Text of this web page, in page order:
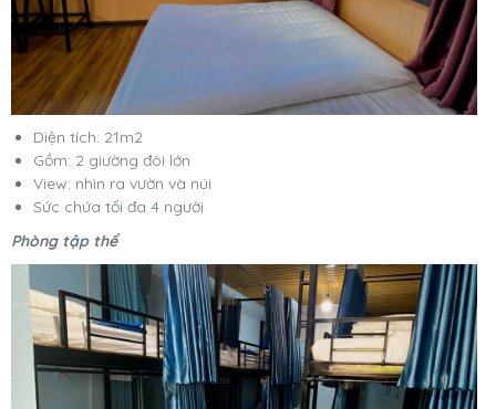
Diện tích: 21m2
Gồm: 2 giường đôi lớn
View: nhìn ra vườn và núi
Sức chứa tối đa 4 người
Phòng tập thể